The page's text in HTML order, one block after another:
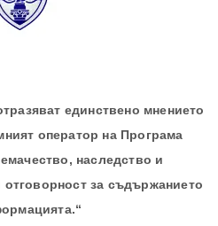
единствено мнението
оператор на Програма
наследство и
за съдържанието